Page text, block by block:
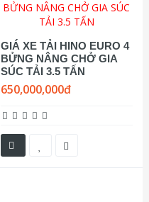
GIÁ XE TẢI HINO EURO 4
BỬNG NÂNG CHỞ GIA
SÚC TẢI 3.5 TẤN
650,000,000đ